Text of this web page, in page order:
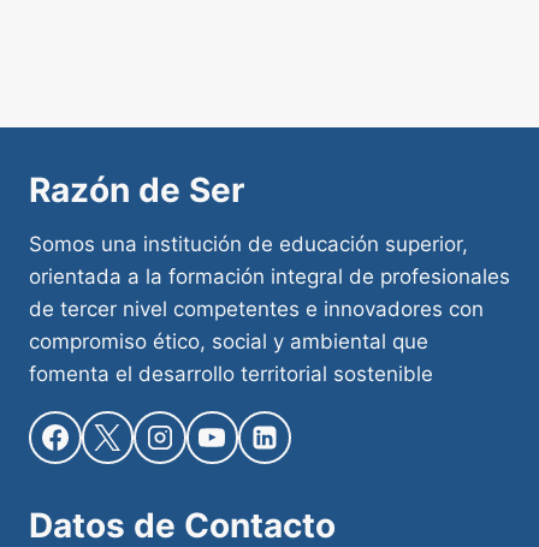
Razón de Ser
Somos una institución de educación superior,
orientada a la formación integral de profesionales
de tercer nivel competentes e innovadores con
compromiso ético, social y ambiental que
fomenta el desarrollo territorial sostenible
Datos de Contacto